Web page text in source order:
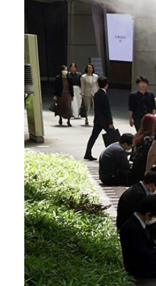
ストレートハンドルの
なやかに風を受け流す
晴雨兼用折傘の最上位
（※）を実現した上に
「熱中症対策」に有効